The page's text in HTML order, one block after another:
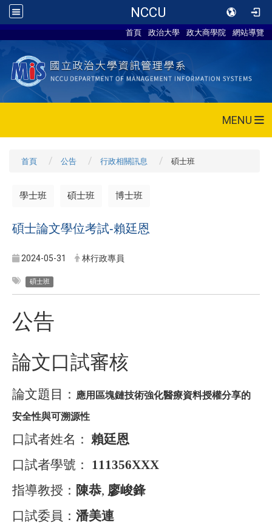
NCCU
首頁 政治大學 政大商學院 網站導覽
MENU
首頁 公告 行政相關訊息 碩士班
學士班 碩士班 博士班
碩士論文學位考試-賴廷恩
2024-05-31 林行政專員
碩士班
公告
論文口試審核
論文題目： 應用區塊鏈技術強化醫療資料授權分享的
安全性與可溯源性
口試者姓名： 賴廷恩
口試者學號：
111356XXX
指導教授： 陳恭, 廖峻鋒
口試委員： 潘美連